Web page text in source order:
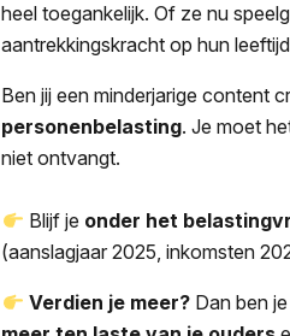
heel toegankelijk. Of ze nu
aantrekkingskracht op hun
Ben jij een minderjarige content
personenbelasting. Je moet
niet ontvangt.
Blijf je onder het
(aanslagjaar 2025, inkomsten
Verdien je meer?Dan ben je